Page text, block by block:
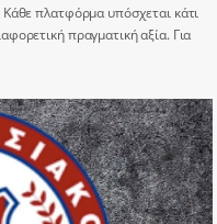
πλατφόρμα υπόσχεται κάτι
πραγματική αξία. Για